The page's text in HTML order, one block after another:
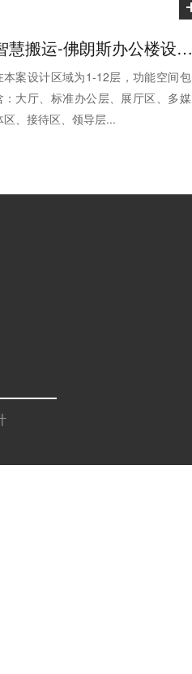
智慧搬运-佛朗斯办公楼设计装修
本案设计区域为1-12层，功能空间包
：大厅、标准办公层、展厅区、多媒
区、接待区、领导层...